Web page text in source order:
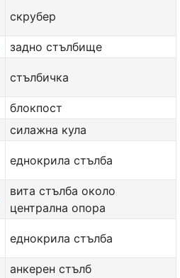
скрубер
задно стълбище
стълбичка
блокпост
силажна кула
еднокрила стълба
вита стълба около
централна опора
еднокрила стълба
анкерен стълб